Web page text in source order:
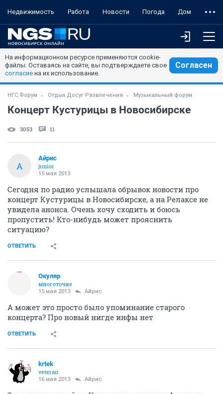
Недвижимость Работа Новости Погода Дом
На информационном ресурсе применяются cookie-
файлы. Оставаясь на сайте, вы подтверждаете свое
согласие на их использование.
Согласен
НГС.Форум Отдых Досуг Развлечения Музыкальный форум
Концерт Кустурицы в Новосибирске
3053 11
А
Айрис
junior
15 мая 2013
Сегодня по радио услышала обрывок новости про
концерт Кустурицы в Новосибирске, а на Релаксе не
увидела анонса. Очень хочу сходить и боюсь
пропустить! Кто-нибудь может прояснить
ситуацию?
ОТВЕТИТЬ
Окуляр
многоточие
15 мая 2013 Айрис
А может это просто было упоминание старого
концерта? Про новый нигде инфы нет
ОТВЕТИТЬ
krtek
veteran
16 мая 2013 Айрис